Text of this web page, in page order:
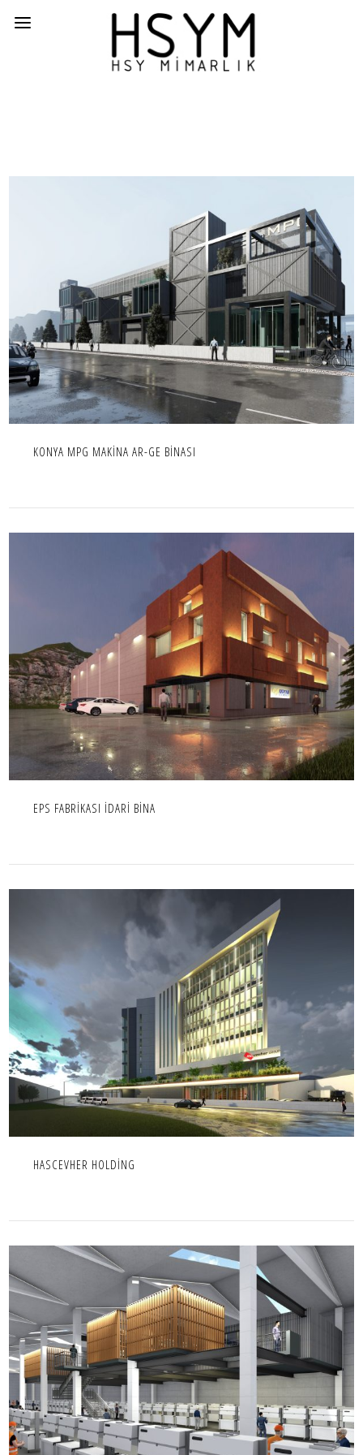
KONYA MPG MAKİNA AR-GE BİNASI
OFIS,PROJE
KONYA MPG MAKİNA AR-GE BİNASI
EPS FABRİKASI İDARİ BİNA
ENDÜSTRIYEL,OFIS,PROJE
EPS FABRİKASI İDARİ BİNA
HASCEVHER HOLDİNG
OFIS,PROJE
HASCEVHER HOLDİNG
HASCEVHER OFİSLER
ENDÜSTRIYEL,İÇ MEKAN,IC MEKAN,OFIS,PROJE